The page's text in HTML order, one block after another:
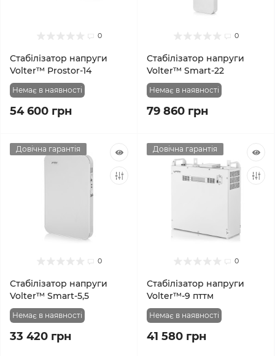
0
Стабілізатор напруги
Volter™ Prostor-14
Немає в наявності
54 600 грн
0
Стабілізатор напруги
Volter™ Smart-22
Немає в наявності
79 860 грн
Довічна гарантія
0
Стабілізатор напруги
Volter™ Smart-5,5
Немає в наявності
33 420 грн
Довічна гарантія
0
Стабілізатор напруги
Volter™-9 пттм
Немає в наявності
41 580 грн